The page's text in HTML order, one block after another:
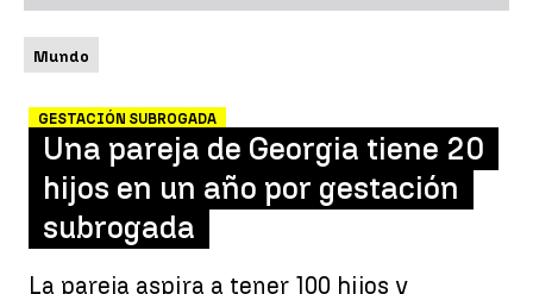
Mundo
GESTACIÓN SUBROGADA
Una pareja de Georgia tiene 20
hijos en un año por gestación
subrogada
La pareja aspira a tener 100 hijos y